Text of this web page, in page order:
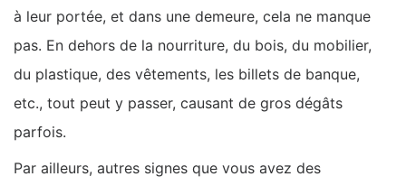
à leur portée, et dans une demeure, cela ne manque
pas. En dehors de la nourriture, du bois, du mobilier,
du plastique, des vêtements, les billets de banque,
etc., tout peut y passer, causant de gros dégâts
parfois.
Par ailleurs, autres signes que vous avez des